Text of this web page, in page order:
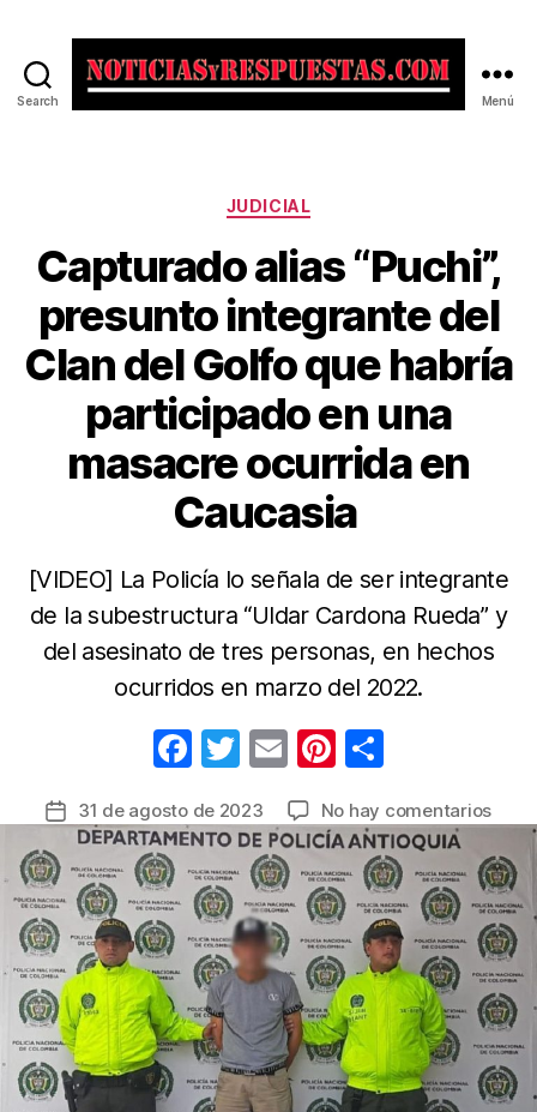
Search Menú
Categorías
JUDICIAL
Capturado alias “Puchi”,
presunto integrante del
Clan del Golfo que habría
participado en una
masacre ocurrida en
Caucasia
[VIDEO] La Policía lo señala de ser integrante
de la subestructura “Uldar Cardona Rueda” y
del asesinato de tres personas, en hechos
ocurridos en marzo del 2022.
F
c
e
b
o
o
k
T
itt
er
E
ail
Pi
er
e
st
m
p
ar
tir
Fecha
la
entrada
31 de agosto de 2023 No hay comentariosen
alias
del
Clan
del
Golfo
que